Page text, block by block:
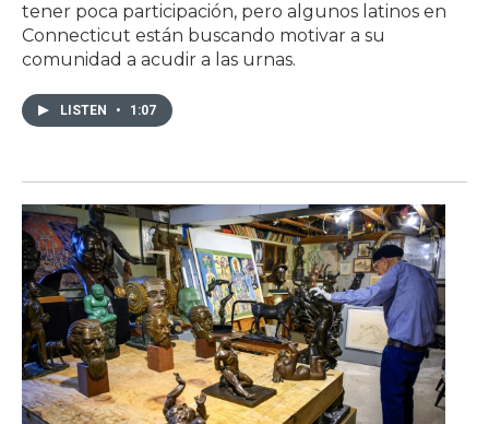
tener poca participación, pero algunos latinos en
Connecticut están buscando motivar a su
comunidad a acudir a las urnas.
LISTEN • 1:07